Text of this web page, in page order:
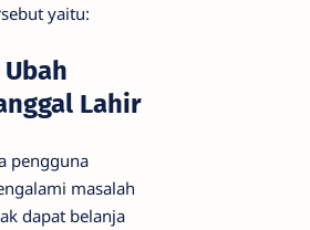
yaitu:
Ubah
Lahir
pengguna
masalah
dapat belanja